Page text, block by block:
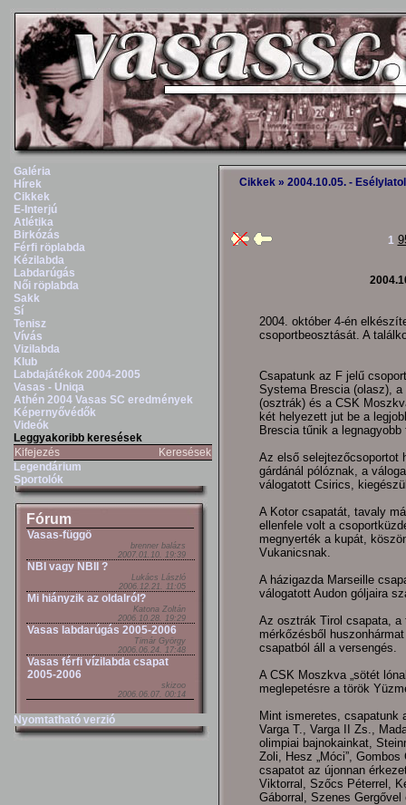
Galéria
Hírek
Cikkek
E-Interjú
Atlétika
Birkózás
Férfi röplabda
Kézilabda
Labdarúgás
Női röplabda
Sakk
Sí
Tenisz
Vívás
Vizilabda
Klub
Labdajátékok 2004-2005
Vasas - Uniqa
Athén 2004 Vasas SC eredmények
Képernyővédők
Videók
Leggyakoribb keresések
Kifejezés
Keresések
Legendárium
Sportolók
Fórum
Vasas-függö
brenner balázs
2007.01.10. 19:39
NBI vagy NBII ?
Lukács László
2006.12.21. 11:05
Mi hiányzik az oldalról?
Katona Zoltán
2006.10.28. 19:29
Vasas labdarúgás 2005-2006
Timár György
2006.06.24. 17:48
Vasas férfi vízilabda csapat
2005-2006
skizoo
2006.06.07. 00:14
Nyomtatható verzió
Cikkek » 2004.10.05. -
1
2004. október 4-én
csoportbeosztását. A
Csapatunk az F jelű
Systema Brescia (olasz), a
(osztrák) és a CSK
két helyezett jut be a
Brescia tűnik a legnagyobb
Az első selejtezőcsoportot
gárdánál pólóznak, a
válogatott Csirics,
A Kotor csapatát, tavaly
ellenfele volt a
megnyerték a kupát,
Vukanicsnak.
A házigazda Marseille
válogatott Audon góljaira
Az osztrák Tirol csapata, a
mérkőzésből
csapatból áll a versengés.
A CSK Moszkva „sötét
meglepetésre a török
Mint ismeretes, csapatunk
Varga T., Varga II Zs.,
olimpiai bajnokainkat,
Zoli, Hesz „Móci”,
csapatot az újonnan
Viktorral, Szőcs Péterrel,
Gáborral, Szenes